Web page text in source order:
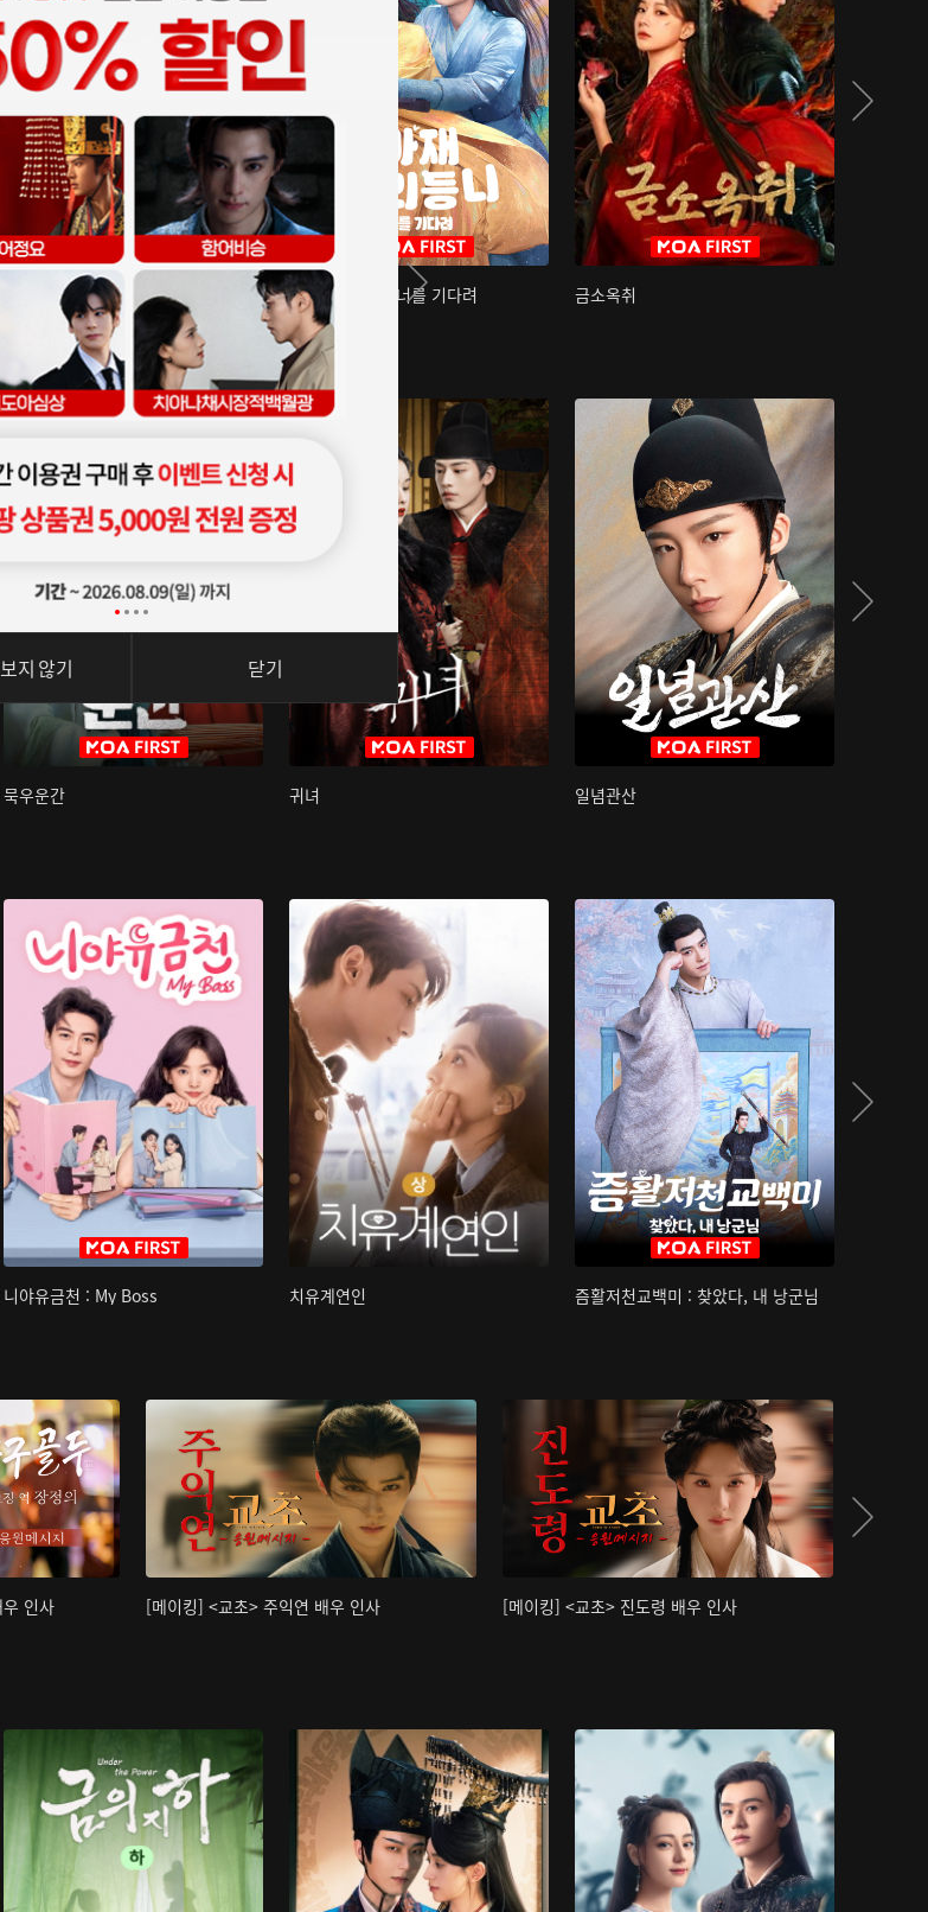
아재저리등니 : 너를 기다려 금소옥취
묵우운간 귀녀 일념관산
니야유금천 : My Boss 치유계연인 즘활저천교백미 : 찾았다, 내 낭군님
인사 [메이킹] <교초> 주익연 배우 인사 [메이킹] <교초> 진도령 배우 인사
지 않기 닫기